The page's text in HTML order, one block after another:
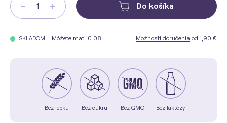
- + Do košíka
SKLADOM Môžete mať 10.08 Možnosti doručenia od 1,90 €
Bez lepku Bez cukru Bez GMO Bez laktózy